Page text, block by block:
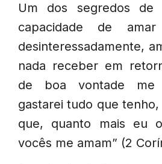
Um dos segredos de
capacidade de
desinteressadamente,
nada receber em
de boa vontade me
gastarei tudo que
que, quanto mais eu
vocês me amam” (2